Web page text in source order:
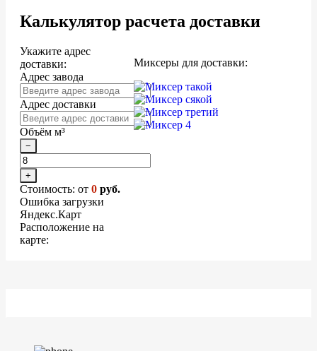
Калькулятор расчета доставки
Укажите адрес
доставки:
Адрес завода
Адрес доставки
Объём м³
−
+
Стоимость: от 0 руб.
Ошибка загрузки
Яндекс.Карт
Расположение на
карте:
Миксеры для доставки: